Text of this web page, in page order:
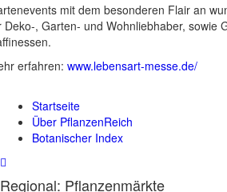
mit dem besonderen Flair an
Deko-, Garten- und Wohnliebhaber, sowie
erfahren: www.lebensart-messe.de/
Startseite
Über PflanzenReich
Botanischer Index
Regional: Pflanzenmärkte